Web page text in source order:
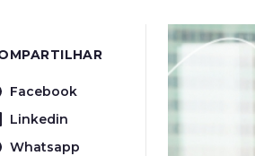
Facebook
Linkedin
Whatsapp